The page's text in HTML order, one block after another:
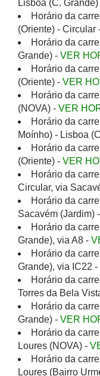
Lisboa (C.
Horário da
(Oriente) - Circular
Horário da
Grande) - VER
Horário da
(Oriente) - VER
Horário da
(NOVA) - VER
Horário da
Moínho) - Lisboa
Horário da
(Oriente) - VER
Horário da
Circular, via
Horário da
Sacavém (Jardim) -
Horário da
Grande), via A8 -
Horário da
Grande), via IC22 -
Horário da
Torres da Bela
Horário da
Grande) - VER
Horário da
Loures (NOVA) -
Horário da
Loures (Bairro